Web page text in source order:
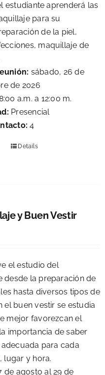
estudiante aprenderá las
para su
de la piel,
maquillaje de
sábado, 26 de
de 2026
a.m. a 12:00 m.
Presencial
4
Details
y Buen Vestir
el estudio del
desde la preparación de
hasta diversos tipos de
el buen vestir se estudia
mejor favorezcan el
importancia de saber
para cada
lugar y hora.
de agosto al 29 de